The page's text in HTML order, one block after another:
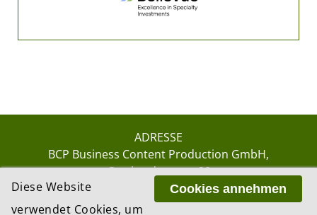
ADRESSE
BCP Business Content Production GmbH
Gotthardstrasse 38
8002 ZürichCookies annehmen
Diese Website
verwendet Cookies, um